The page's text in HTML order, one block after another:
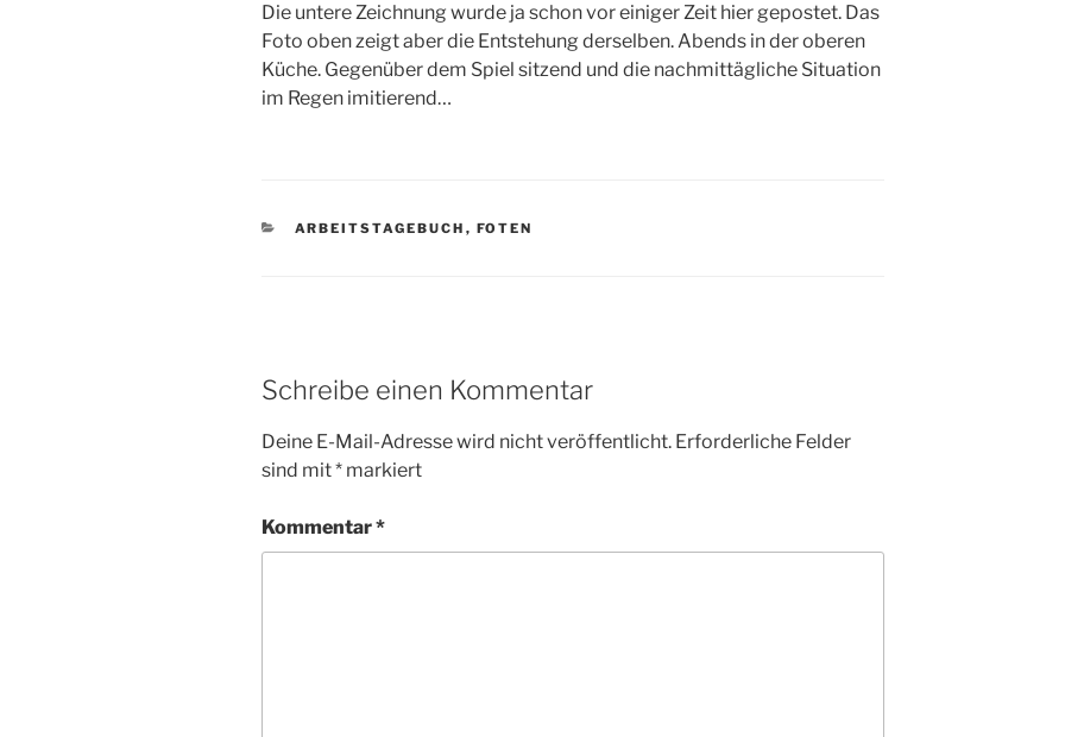
Die untere Zeichnung wurde ja schon vor einiger Zeit hier gepostet. Das
Foto oben zeigt aber die Entstehung derselben. Abends in der oberen
Küche. Gegenüber dem Spiel sitzend und die nachmittägliche Situation
im Regen imitierend…
KATEGORIEN
ARBEITSTAGEBUCH , FOTEN
Schreibe einen Kommentar
Deine E-Mail-Adresse wird nicht veröffentlicht. Erforderliche Felder
sind mit* markiert
Kommentar*